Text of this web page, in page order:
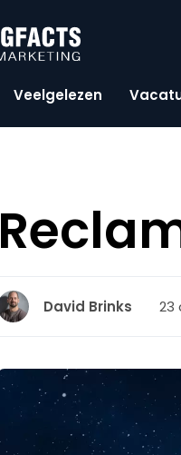
Veelgelezen
David Brinks 23